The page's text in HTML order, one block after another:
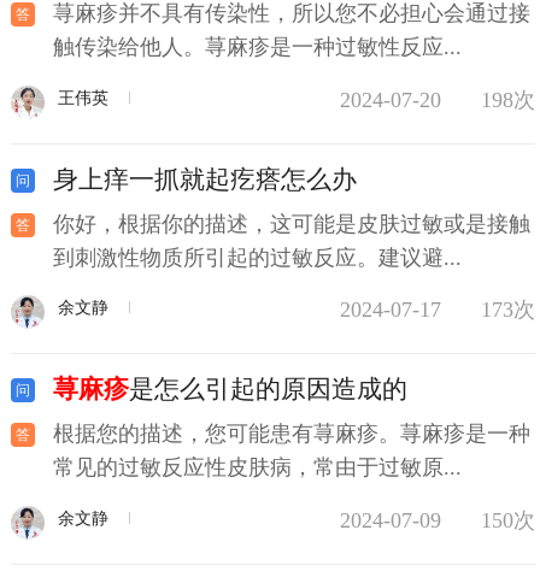
荨麻疹并不具有传染性，所以您不必担心会通过接
触传染给他人。荨麻疹是一种过敏性反应...
王伟英 2024-07-20 198次
身上痒一抓就起疙瘩怎么办
你好，根据你的描述，这可能是皮肤过敏或是接触
到刺激性物质所引起的过敏反应。建议避...
余文静 2024-07-17 173次
荨麻疹是怎么引起的原因造成的
根据您的描述，您可能患有荨麻疹。荨麻疹是一种
常见的过敏反应性皮肤病，常由于过敏原...
余文静 2024-07-09 150次